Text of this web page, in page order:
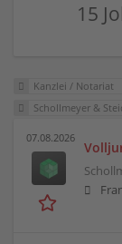
15
Kanzlei / Notariat
Schollmeyer &
07.08.2026